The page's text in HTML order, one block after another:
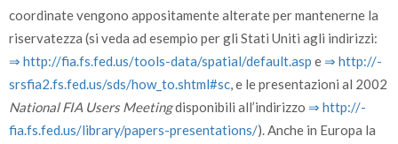
coordinate vengono appositamente alterate per mantenerne la
riservatezza (si veda ad esempio per gli Stati Uniti agli indirizzi:
⇒ http:/­/­fia.fs.fed.us/­tools-data/­spatial/­default.asp e⇒ http:/­/­
srsfia2.fs.fed.us/­sds/­how­_to.shtml#sc, e le presentazioni al 2002
National FIA Users Meetingdisponibili all’indirizzo ⇒ http:/­/­
fia.fs.fed.us/­library/­papers-presentations/­). Anche in Europa la